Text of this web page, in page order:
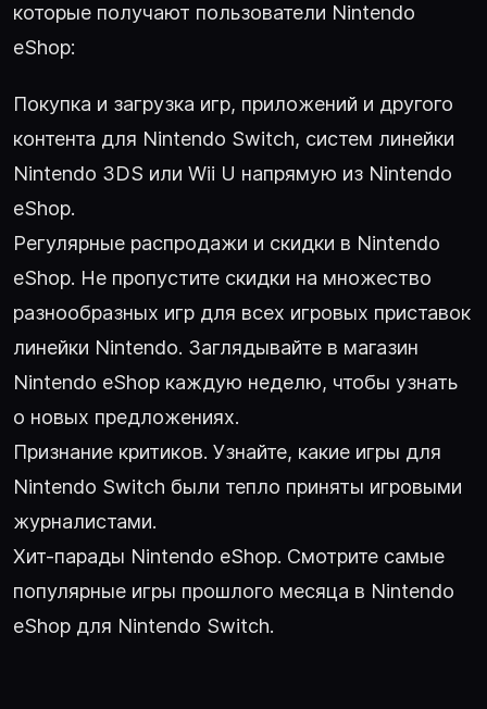
которые получают пользователи Nintendo
eShop:
Покупка и загрузка игр, приложений и другого
контента для Nintendo Switch, систем линейки
Nintendo 3DS или Wii U напрямую из Nintendo
eShop.
Регулярные распродажи и скидки в Nintendo
eShop. Не пропустите скидки на множество
разнообразных игр для всех игровых приставок
линейки Nintendo. Заглядывайте в магазин
Nintendo eShop каждую неделю, чтобы узнать
о новых предложениях.
Признание критиков. Узнайте, какие игры для
Nintendo Switch были тепло приняты игровыми
журналистами.
Хит-парады Nintendo eShop. Смотрите самые
популярные игры прошлого месяца в Nintendo
eShop для Nintendo Switch.